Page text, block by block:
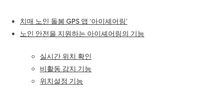
치매 노인 돌봄 GPS 앱 ‘아이셰어링’
노인 안전을 지원하는 아이셰어링의 기능
실시간 위치 확인
비활동 감지 기능
위치설정 기능